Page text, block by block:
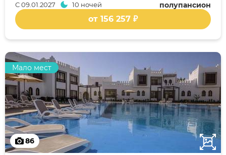
полупансион
С09.01.2027 10 ночей
от 156 257 ₽
86
Мало мест